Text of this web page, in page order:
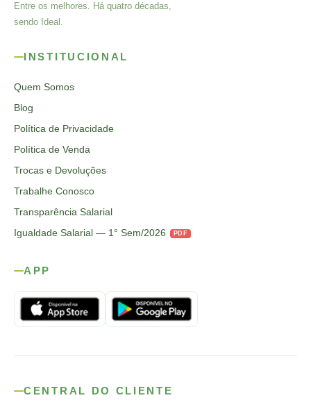
Entre os melhores. Há quatro décadas,
sendo Ideal.
INSTITUCIONAL
Quem Somos
Blog
Política de Privacidade
Política de Venda
Trocas e Devoluções
Trabalhe Conosco
Transparência Salarial
Igualdade Salarial — 1° Sem/2026
PDF
APP
CENTRAL DO CLIENTE